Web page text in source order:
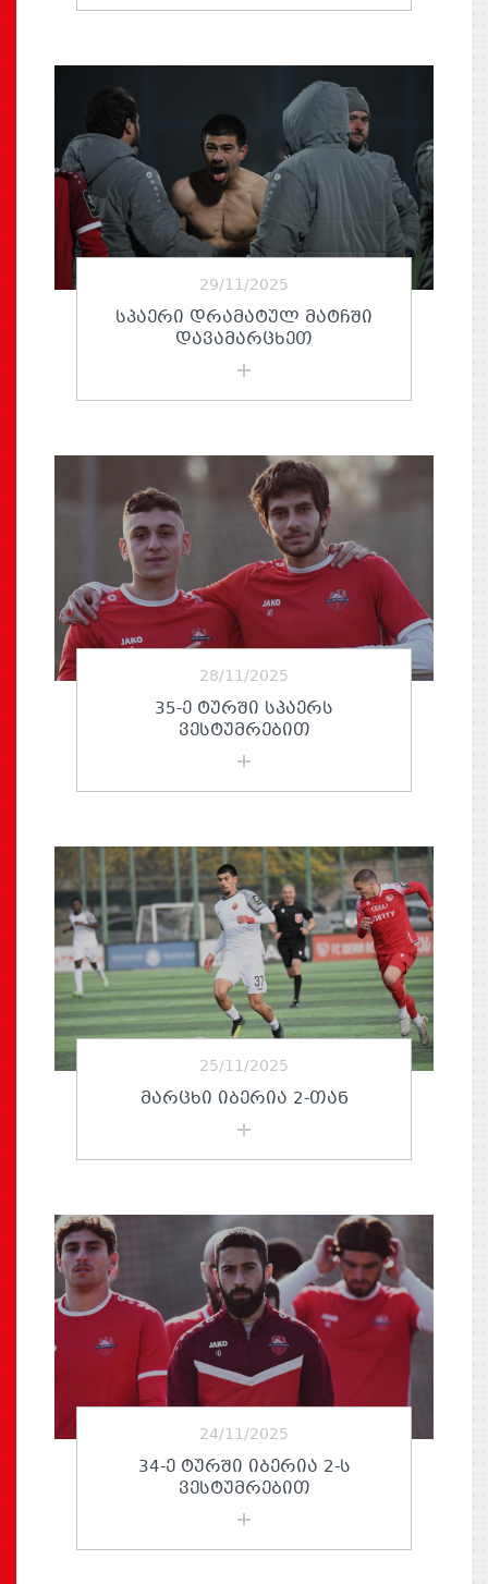
29/11/2025
ᲡᲞᲐᲔᲠᲘ ᲓᲠᲐᲛᲐᲢᲣᲚ ᲛᲐᲢᲩᲨᲘ
ᲓᲐᲕᲐᲛᲐᲠᲪᲮᲔᲗ
28/11/2025
35-Ე ᲢᲣᲠᲨᲘ ᲡᲞᲐᲔᲠᲡ
ᲕᲔᲡᲢᲣᲛᲠᲔᲑᲘᲗ
25/11/2025
ᲛᲐᲠᲪᲮᲘ ᲘᲑᲔᲠᲘᲐ 2-ᲗᲐᲜ
24/11/2025
34-Ე ᲢᲣᲠᲨᲘ ᲘᲑᲔᲠᲘᲐ 2-Ს
ᲕᲔᲡᲢᲣᲛᲠᲔᲑᲘᲗ